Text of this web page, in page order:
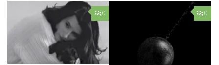
0 0